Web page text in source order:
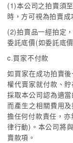
(1)本公司之拍賣須
時，方可視為拍賣成
(2)拍賣品一經拍定
委託底價(如委託底
c.買家不付款
如買家在成功拍賣
權代賣家就付款、
採取本公司認為適
而產生之相關費用
擔任何付款責任，
律行動)。本公司將
賣款項。